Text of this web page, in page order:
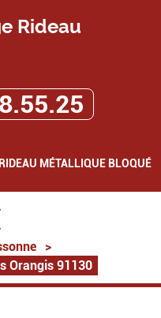
Rideau
RIDEAU MÉTALLIQUE BLOQUÉ
>
Orangis 91130